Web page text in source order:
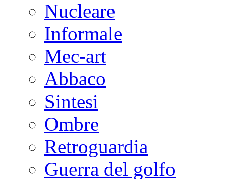
Nucleare
Informale
Mec-art
Abbaco
Sintesi
Ombre
Retroguardia
Guerra del golfo